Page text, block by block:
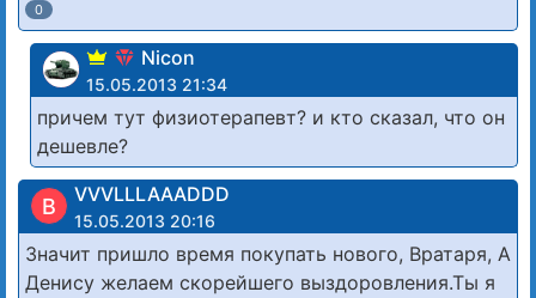
0
Nicon
15.05.2013 21:34
причем тут физиотерапевт? и кто сказал, что он
дешевле?
В VVVLLLAAADDD
15.05.2013 20:16
Значит пришло время покупать нового, Вратаря, А
Денису желаем скорейшего выздоровления.Ты я